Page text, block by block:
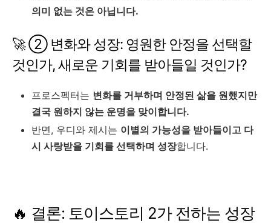
의미 없는 것은 아닙니다.
🚀 ② 변화와 성장: 영원한 안정을 선택할
것인가, 새로운 기회를 받아들일 것인가?
프로스펙터는 변화를 거부하며 안정된 삶을 원했지만
결국 원하지 않는 운명을 맞이합니다.
반면, 우디와 제시는 이별의 가능성을 받아들이고 다
시 사랑받을 기회를 선택하며 성장합니다.
🔥 결론: 토이스토리 2가 전하는 성장